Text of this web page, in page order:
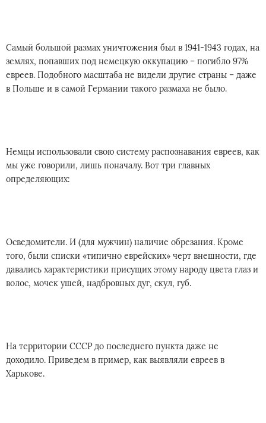
Самый большой размах уничтожения был в 1941-1943 годах, на
землях, попавших под немецкую оккупацию – погибло 97%
евреев. Подобного масштаба не видели другие страны – даже
в Польше и в самой Германии такого размаха не было.
Немцы использовали свою систему распознавания евреев, как
мы уже говорили, лишь поначалу. Вот три главных
определяющих:
Осведомители. И (для мужчин) наличие обрезания. Кроме
того, были списки «типично еврейских» черт внешности, где
давались характеристики присущих этому народу цвета глаз и
волос, мочек ушей, надбровных дуг, скул, губ.
На территории СССР до последнего пункта даже не
доходило. Приведем в пример, как выявляли евреев в
Харькове.